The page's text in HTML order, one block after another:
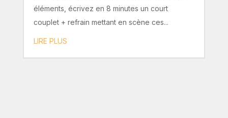
éléments, écrivez en 8 minutes un court
couplet + refrain mettant en scène ces...
LIRE PLUS